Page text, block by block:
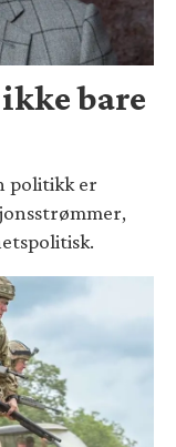
bare
politikk er